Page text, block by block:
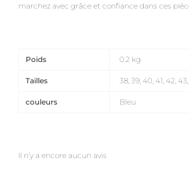
marchez avec grâce et confiance dans ces
Poids 0.2 kg
Tailles 38, 39, 40, 41, 42,
couleurs Bleu
Il n’y a encore aucun avis